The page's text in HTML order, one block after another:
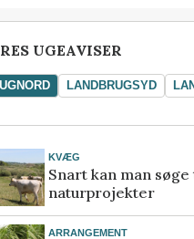
UGEAVISER
LANDBRUGSYD
KVÆG
Snart kan man søge
naturprojekter
ARRANGEMENT